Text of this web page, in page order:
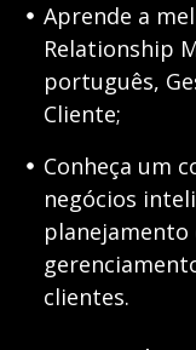
Aprende a
Relationship
português,
Cliente;
Conheça um
negócios
planejamento
clientes.